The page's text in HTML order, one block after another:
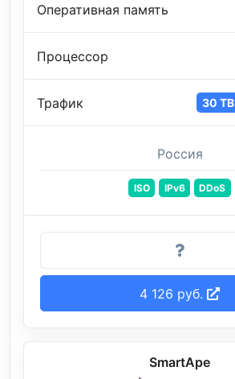
Оперативная память
Процессор
Трафик 30 TB
Россия
ISO IPv6 DDoS
4 126 руб.
SmartApe